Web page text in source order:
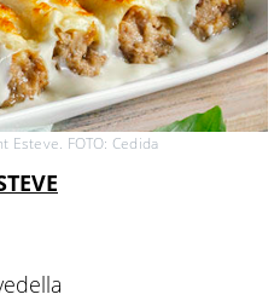
Esteve. FOTO: Cedida